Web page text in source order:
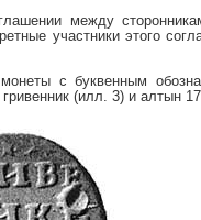
между
участники этого
с буквенным
(илл. 3) и алтын